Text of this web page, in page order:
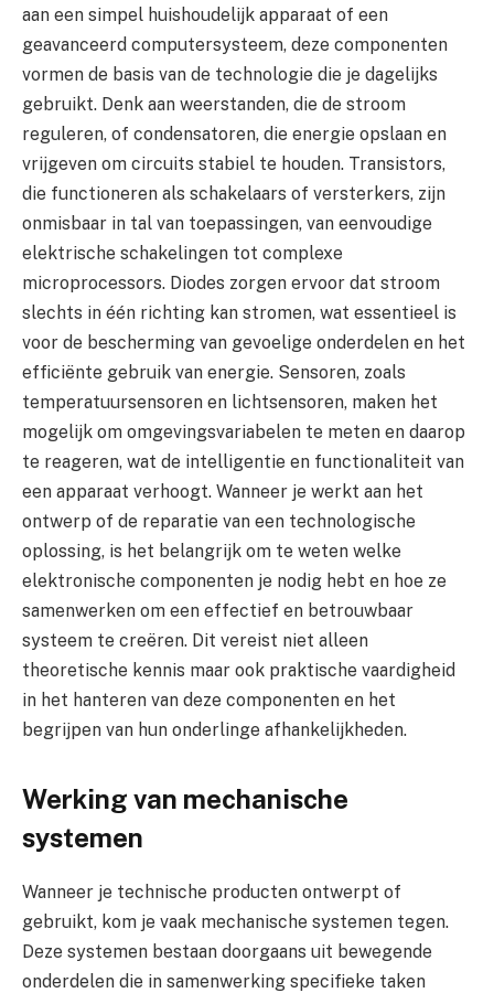
aan een simpel huishoudelijk apparaat of een
geavanceerd computersysteem, deze componenten
vormen de basis van de technologie die je dagelijks
gebruikt. Denk aan weerstanden, die de stroom
reguleren, of condensatoren, die energie opslaan en
vrijgeven om circuits stabiel te houden. Transistors,
die functioneren als schakelaars of versterkers, zijn
onmisbaar in tal van toepassingen, van eenvoudige
elektrische schakelingen tot complexe
microprocessors. Diodes zorgen ervoor dat stroom
slechts in één richting kan stromen, wat essentieel is
voor de bescherming van gevoelige onderdelen en het
efficiënte gebruik van energie. Sensoren, zoals
temperatuursensoren en lichtsensoren, maken het
mogelijk om omgevingsvariabelen te meten en daarop
te reageren, wat de intelligentie en functionaliteit van
een apparaat verhoogt. Wanneer je werkt aan het
ontwerp of de reparatie van een technologische
oplossing, is het belangrijk om te weten welke
elektronische componenten je nodig hebt en hoe ze
samenwerken om een effectief en betrouwbaar
systeem te creëren. Dit vereist niet alleen
theoretische kennis maar ook praktische vaardigheid
in het hanteren van deze componenten en het
begrijpen van hun onderlinge afhankelijkheden.
Werking van mechanische
systemen
Wanneer je technische producten ontwerpt of
gebruikt, kom je vaak mechanische systemen tegen.
Deze systemen bestaan doorgaans uit bewegende
onderdelen die in samenwerking specifieke taken